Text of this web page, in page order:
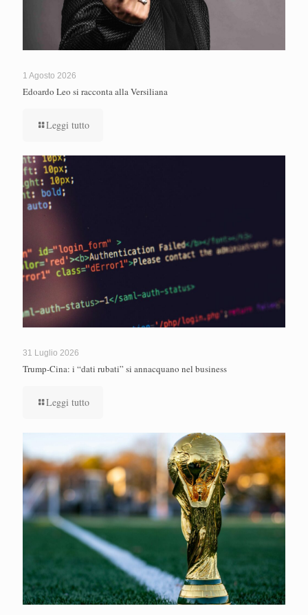
1 Agosto 2026
Edoardo Leo si racconta alla Versiliana
Leggi tutto
31 Luglio 2026
Trump-Cina: i “dati rubati” si annacquano nel business
Leggi tutto